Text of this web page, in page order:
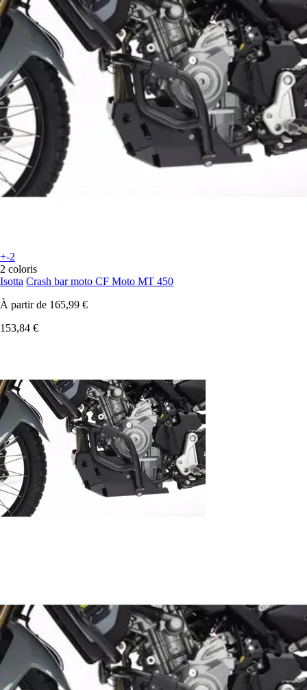
+-2
2 coloris
Isotta Crash bar moto CF Moto MT 450
À partir de 165,99 €
153,84 €